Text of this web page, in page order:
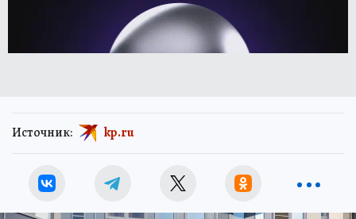
Источник: kp.ru